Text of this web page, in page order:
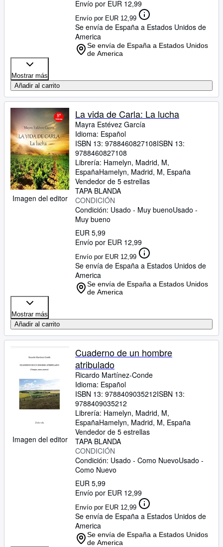
Envío por EUR 12,99
Envío por EUR 12,99
Se envía de España a Estados Unidos de
America
Se envía de España a Estados Unidos
de America
Mostrar más
Añadir al carrito
Imagen del editor
La vida de Carla: La lucha
Mayra Estévez García
Idioma: Español
ISBN 13: 9788460827108ISBN 13:
9788460827108
Librería: Hamelyn, Madrid, M,
EspañaHamelyn, Madrid, M, España
Vendedor de 5 estrellas
TAPA BLANDA
CONDICIÓN
Condición: Usado - Muy buenoUsado -
Muy bueno
EUR 5,99
Envío por EUR 12,99
Envío por EUR 12,99
Se envía de España a Estados Unidos de
America
Se envía de España a Estados Unidos
de America
Mostrar más
Añadir al carrito
Imagen del editor
Cuaderno de un hombre
atribulado
Ricardo Martínez-Conde
Idioma: Español
ISBN 13: 9788409035212ISBN 13:
9788409035212
Librería: Hamelyn, Madrid, M,
EspañaHamelyn, Madrid, M, España
Vendedor de 5 estrellas
TAPA BLANDA
CONDICIÓN
Condición: Usado - Como NuevoUsado -
Como Nuevo
EUR 5,99
Envío por EUR 12,99
Envío por EUR 12,99
Se envía de España a Estados Unidos de
America
Se envía de España a Estados Unidos
de America